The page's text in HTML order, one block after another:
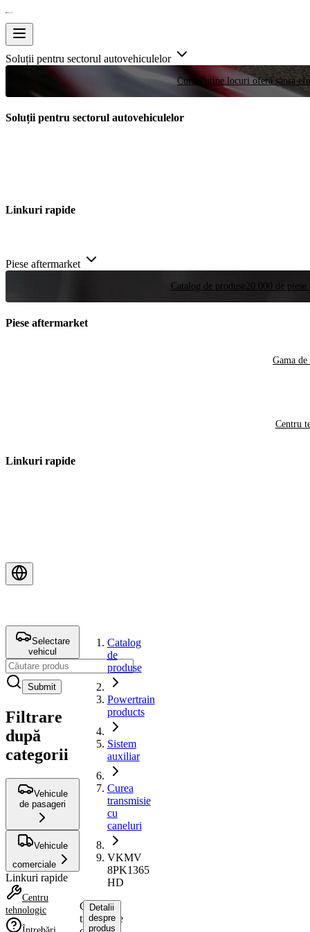
Soluții pentru sectorul autovehiculelor
Curse Puține locuri oferă șansa
Soluții pentru sectorul autovehiculelor
Linkuri rapide
Piese aftermarket
Catalog de produse 20.000 de
Piese aftermarket
Gama de
Centru
Linkuri rapide
Selectare
vehicul
Submit
Filtrare
după
categorii
Vehicule
de pasageri
Vehicule
comerciale
Linkuri rapide
Centru
tehnologic
Catalog
de
produse
Powertrain
products
Sistem
auxiliar
Curea
transmisie
cu
caneluri
VKMV
8PK1365
HD
Curea
transmisie
Detalii
despre
produs